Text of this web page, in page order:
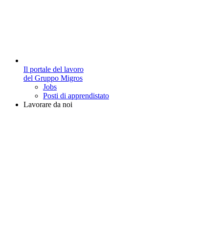
Il portale del lavoro
del Gruppo Migros
Jobs
Posti di apprendistato
Lavorare da noi